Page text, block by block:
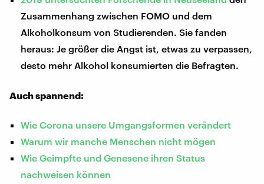
Zusammenhang zwischen FOMO und dem
Alkoholkonsum von Studierenden. Sie fanden
heraus: Je größer die Angst ist, etwas zu verpassen,
desto mehr Alkohol konsumierten die Befragten.
Auch spannend:
Wie Corona unsere Umgangsformen verändert
Warum wir manche Menschen nicht mögen
Wie Geimpfte und Genesene ihren Status
nachweisen können